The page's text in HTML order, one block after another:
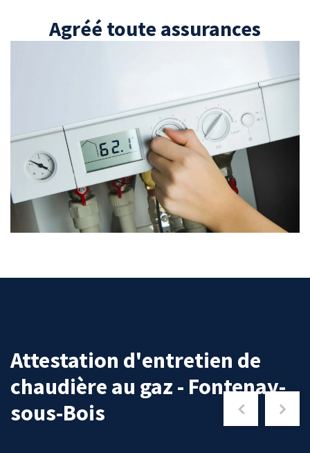
Agréé toute assurances
Attestation d'entretien de
chaudière au gaz - Fontenay-
sous-Bois